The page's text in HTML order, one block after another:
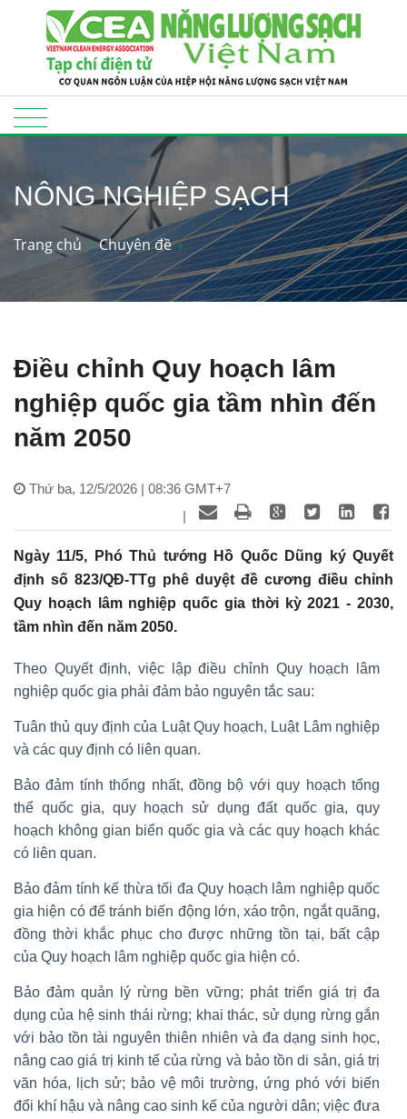
NÔNG NGHIỆP SẠCH
Trang chủ Chuyên đề
Điều chỉnh Quy hoạch lâm
nghiệp quốc gia tầm nhìn đến
năm 2050
Thứ ba, 12/5/2026 | 08:36 GMT+7
|
Ngày 11/5, Phó Thủ tướng Hồ Quốc Dũng ký Quyết
định số 823/QĐ-TTg phê duyệt đề cương điều chỉnh
Quy hoạch lâm nghiệp quốc gia thời kỳ 2021 - 2030,
tầm nhìn đến năm 2050.
Theo Quyết định, việc lập điều chỉnh Quy hoạch lâm
nghiệp quốc gia phải đảm bảo nguyên tắc sau:
Tuân thủ quy định của Luật Quy hoạch, Luật Lâm nghiệp
và các quy định có liên quan.
Bảo đảm tính thống nhất, đồng bộ với quy hoạch tổng
thể quốc gia, quy hoạch sử dụng đất quốc gia, quy
hoạch không gian biển quốc gia và các quy hoạch khác
có liên quan.
Bảo đảm tính kế thừa tối đa Quy hoạch lâm nghiệp quốc
gia hiện có để tránh biến động lớn, xáo trộn, ngắt quãng,
đồng thời khắc phục cho được những tồn tại, bất cập
của Quy hoạch lâm nghiệp quốc gia hiện có.
Bảo đảm quản lý rừng bền vững; phát triển giá trị đa
dụng của hệ sinh thái rừng; khai thác, sử dụng rừng gắn
với bảo tồn tài nguyên thiên nhiên và đa dạng sinh học,
nâng cao giá trị kinh tế của rừng và bảo tồn di sản, giá trị
văn hóa, lịch sử; bảo vệ môi trường, ứng phó với biến
đổi khí hậu và nâng cao sinh kế của người dân; việc đưa